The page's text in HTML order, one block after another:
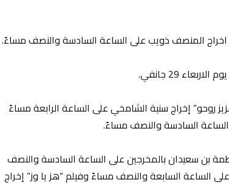
اخراج المنصف ذويب على الساعة السادسة والنصف مساءً.
29 جانفي.
عرض فيلم “عزيز روحو” إخراج سنية الشامخي على الساعة الرابعة مساءً
السادسة والنصف مساءً.
لقاء المبدعة فاطمة بن سعيدان بالمخرجين على الساعة السادسة والنصف
الساعة السابعة والنصف مساءً وفيلم “هز يا وز” إخراج